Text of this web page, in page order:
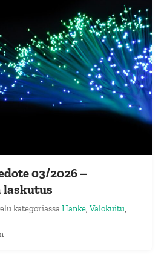
03/2026 –
laskutus
kategoriassaHanke, Valokuitu,